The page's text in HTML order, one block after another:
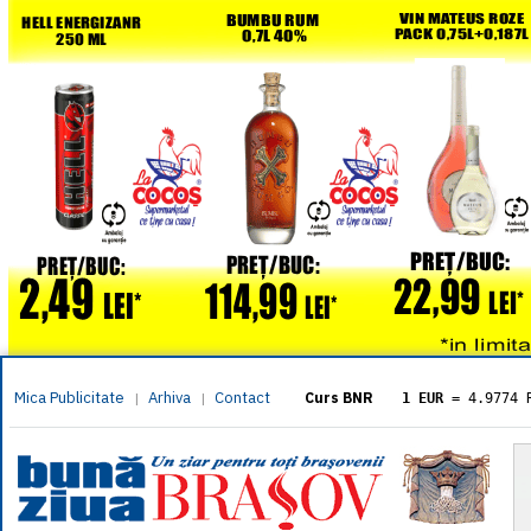
Mica Publicitate | Arhiva | Contact Curs BNR 1 EUR = 4.9774
= 5.8304
1 XAU= 464.4611
1 AED= 1.1933
1 AUD= 2.7957
1 BGN= 2.5449